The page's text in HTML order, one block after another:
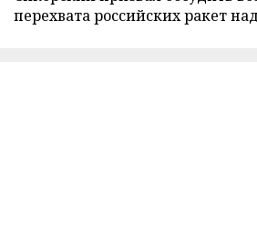
перехвата российских ракет